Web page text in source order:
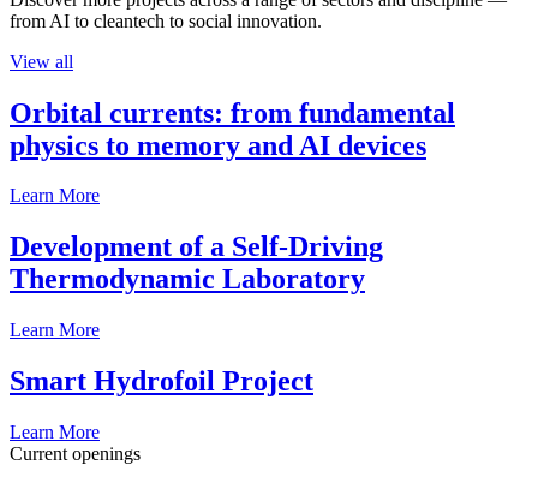
from AI to cleantech to social innovation.
View all
Orbital currents: from fundamental
physics to memory and AI devices
Learn More
Development of a Self-Driving
Thermodynamic Laboratory
Learn More
Smart Hydrofoil Project
Learn More
Current openings